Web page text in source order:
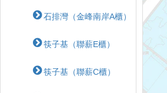
石排灣（金峰南岸A櫃）
筷子基（聯薪E櫃）
筷子基（聯薪C櫃）